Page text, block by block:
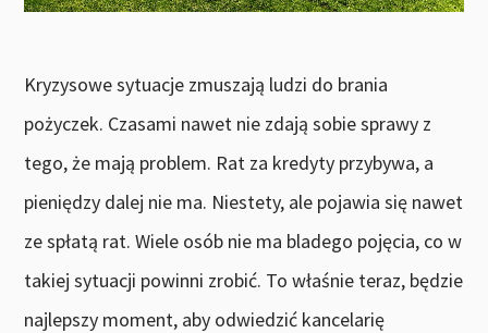
Kryzysowe sytuacje zmuszają ludzi do brania
pożyczek. Czasami nawet nie zdają sobie sprawy z
tego, że mają problem. Rat za kredyty przybywa, a
pieniędzy dalej nie ma. Niestety, ale pojawia się nawet
ze spłatą rat. Wiele osób nie ma bladego pojęcia, co w
takiej sytuacji powinni zrobić. To właśnie teraz, będzie
najlepszy moment, aby odwiedzić kancelarię